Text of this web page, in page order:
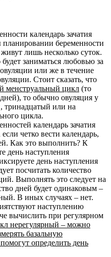
календарь зачатия
беременности
лишь несколько суток.
будет заниматься любовью за
или же в течение
Стоит сказать, что
менструальный цикл (то
то обычно овуляция у
тринадцатый или на
цикла.
календарь зачатия
четко вести календарь,
Как это выполнить? К
день наступления
день наступления
посчитать количество
Выполнять это следует на
дней будет одинаковым –
В иных случаях – нет.
наступлению
вычислить при регулярном
нерегулярный – можно
базальную
определить день